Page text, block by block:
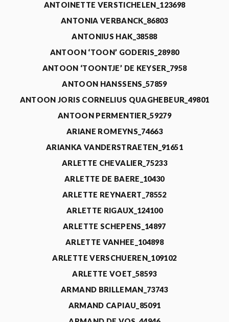
ANTOINETTE VERSTICHELEN_123698
ANTONIA VERBANCK_86803
ANTONIUS HAK_38588
ANTOON ‘TOON’ GODERIS_28980
ANTOON ‘TOONTJE’ DE KEYSER_7958
ANTOON HANSSENS_57859
ANTOON JORIS CORNELIUS QUAGHEBEUR_49801
ANTOON PERMENTIER_59279
ARIANE ROMEYNS_74663
ARIANKA VANDERSTRAETEN_91651
ARLETTE CHEVALIER_75233
ARLETTE DE BAERE_10430
ARLETTE REYNAERT_78552
ARLETTE RIGAUX_124100
ARLETTE SCHEPENS_14897
ARLETTE VANHEE_104898
ARLETTE VERSCHUEREN_109102
ARLETTE VOET_58593
ARMAND BRILLEMAN_73743
ARMAND CAPIAU_85091